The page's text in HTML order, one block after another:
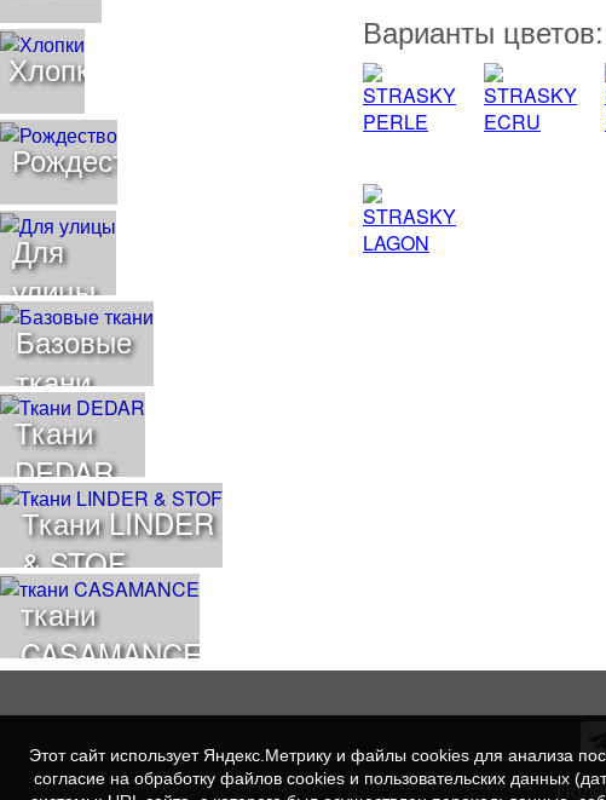
Варианты цветов:
Хлопки
Рождество
Для
улицы
Базовые
ткани
Ткани
DEDAR
Ткани LINDER
& STOF
ткани
CASAMANCE
Этот сайт использует Яндекс.Метрику и файлы cookies для анализа
согласие на обработку файлов cookies и пользовательских данных